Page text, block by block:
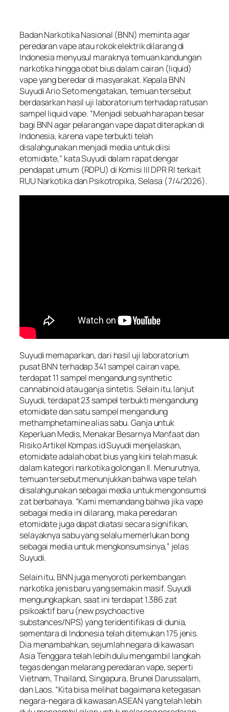
Badan Narkotika Nasional (BNN) meminta agar
peredaran vape atau rokok elektrik dilarang di
Indonesia menyusul maraknya temuan kandungan
narkotika hingga obat bius dalam cairan (liquid)
vape yang beredar di masyarakat. Kepala BNN
Suyudi Ario Seto mengatakan, temuan tersebut
berdasarkan hasil uji laboratorium terhadap ratusan
sampel liquid vape. “Menjadi sebuah harapan besar
bagi BNN agar pelarangan vape dapat diterapkan di
Indonesia, karena vape terbukti telah
disalahgunakan menjadi media untuk diisi
etomidate,” kata Suyudi dalam rapat dengar
pendapat umum (RDPU) di Komisi III DPR RI terkait
RUU Narkotika dan Psikotropika, Selasa (7/4/2026).
Suyudi memaparkan, dari hasil uji laboratorium
pusat BNN terhadap 341 sampel cairan vape,
terdapat 11 sampel mengandung synthetic
cannabinoid atau ganja sintetis. Selain itu, lanjut
Suyudi, terdapat 23 sampel terbukti mengandung
etomidate dan satu sampel mengandung
methamphetamine alias sabu. Ganja untuk
Keperluan Medis, Menakar Besarnya Manfaat dan
Risiko Artikel Kompas.id Suyudi menjelaskan,
etomidate adalah obat bius yang kini telah masuk
dalam kategori narkotika golongan II. Menurutnya,
temuan tersebut menunjukkan bahwa vape telah
disalahgunakan sebagai media untuk mengonsumsi
zat berbahaya. “Kami memandang bahwa jika vape
sebagai media ini dilarang, maka peredaran
etomidate juga dapat diatasi secara signifikan,
selayaknya sabu yang selalu memerlukan bong
sebagai media untuk mengkonsumsinya,” jelas
Suyudi.
Selain itu, BNN juga menyoroti perkembangan
narkotika jenis baru yang semakin masif. Suyudi
mengungkapkan, saat ini terdapat 1.386 zat
psikoaktif baru (new psychoactive
substances/NPS) yang teridentifikasi di dunia,
sementara di Indonesia telah ditemukan 175 jenis.
Dia menambahkan, sejumlah negara di kawasan
Asia Tenggara telah lebih dulu mengambil langkah
tegas dengan melarang peredaran vape, seperti
Vietnam, Thailand, Singapura, Brunei Darussalam,
dan Laos. “Kita bisa melihat bagaimana ketegasan
negara-negara di kawasan ASEAN yang telah lebih